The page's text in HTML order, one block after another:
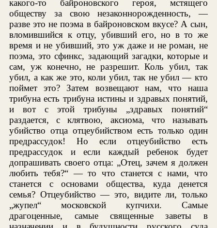
какого-то байроновского героя, мстящего
обществу за свою незаконнорожденность, —
разве это не поэма в байроновском вкусе? А сын,
вломившийся к отцу, убивший его, но в то же
время и не убивший, это уж даже и не роман, не
поэма, это сфинкс, задающий загадки, которые и
сам, уж конечно, не разрешит. Коль убил, так
убил, а как же это, коли убил, так не убил — кто
поймет это? Затем возвещают нам, что наша
трибуна есть трибуна истины и здравых понятий,
и вот с этой трибуны „здравых понятий“
раздается, с клятвою, аксиома, что называть
убийство отца отцеубийством есть только один
предрассудок! Но если отцеубийство есть
предрассудок и если каждый ребенок будет
допрашивать своего отца: „Отец, зачем я должен
любить тебя?“ — то что станется с нами, что
станется с основами общества, куда денется
семья? Отцеубийство — это, видите ли, только
„жупел“ московской купчихи. Самые
драгоценные, самые священные заветы в